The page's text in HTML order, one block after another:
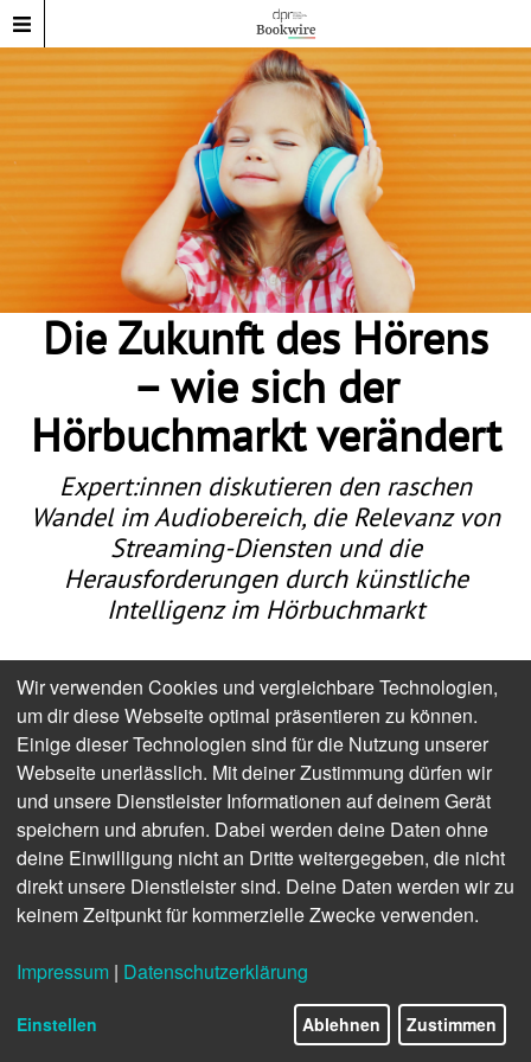
Die Zukunft des Hörens
– wie sich der
Hörbuchmarkt verändert
Expert:innen diskutieren den raschen
Wandel im Audiobereich, die Relevanz von
Streaming-Diensten und die
Herausforderungen durch künstliche
Intelligenz im Hörbuchmarkt
Die Hörbuchlandschaft ist nach wie vor einem rasanten
Wandel unterzogen. Die Community der Hörer*innen bleibt
äußerst heterogen, wie schon an den verschiedenen
Kanälen zu sehen ist, über die Audio-Inhalte konsumiert
werden.
Klassische physische Medien gibt es zwar noch, verlieren
aber immer mehr an Bedeutung. Streaming-Plattformen
beherrschen den Markt, dabei sind auch diese bezüglich
Serienformat fiktional und dokumentarisch erweitern die
Herausforderungen. Und wie wird KI die Produktion von
Hörbuch und Hörspiel verändern? Lohnt sich das am Ende
Wir verwenden Cookies und vergleichbare Technologien,
um dir diese Webseite optimal präsentieren zu können.
Einige dieser Technologien sind für die Nutzung unserer
Webseite unerlässlich. Mit deiner Zustimmung dürfen wir
und unsere Dienstleister Informationen auf deinem Gerät
speichern und abrufen. Dabei werden deine Daten ohne
deine Einwilligung nicht an Dritte weitergegeben, die nicht
direkt unsere Dienstleister sind. Deine Daten werden wir zu
keinem Zeitpunkt für kommerzielle Zwecke verwenden.
Impressum | Datenschutzerklärung
Einstellen Ablehnen Zustimmen